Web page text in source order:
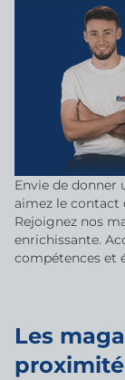
Envie de donner
aimez le
Rejoignez nos
enrichissante.
compétences et
Les
proximité